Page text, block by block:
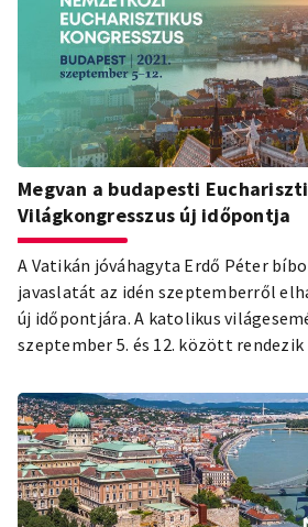
Megvan a budapesti
Világkongresszus új időpontja
A Vatikán jóváhagyta Erdő Péter
javaslatát az idén szeptemberről
új időpontjára. A katolikus
szeptember 5. és 12. között rendezik